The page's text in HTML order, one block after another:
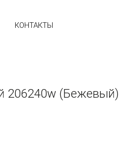
КОНТАКТЫ
206240w (Бежевый)